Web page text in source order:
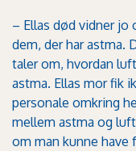
– Ellas død vidner
dem, der har astma.
taler om, hvordan
astma. Ellas mor fik
personale omkring
mellem astma og
om man kunne have